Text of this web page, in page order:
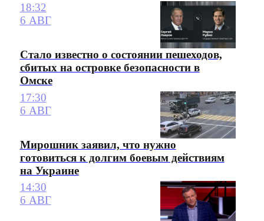
18:32
6 АВГ
Стало известно о состоянии пешеходов,
сбитых на островке безопасности в
Омске
17:30
6 АВГ
Мирошник заявил, что нужно
готовиться к долгим боевым действиям
на Украине
14:30
6 АВГ